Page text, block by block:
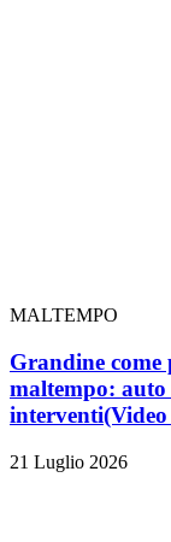
MALTEMPO
Grandine
maltempo:
interventi
21 Luglio 2026